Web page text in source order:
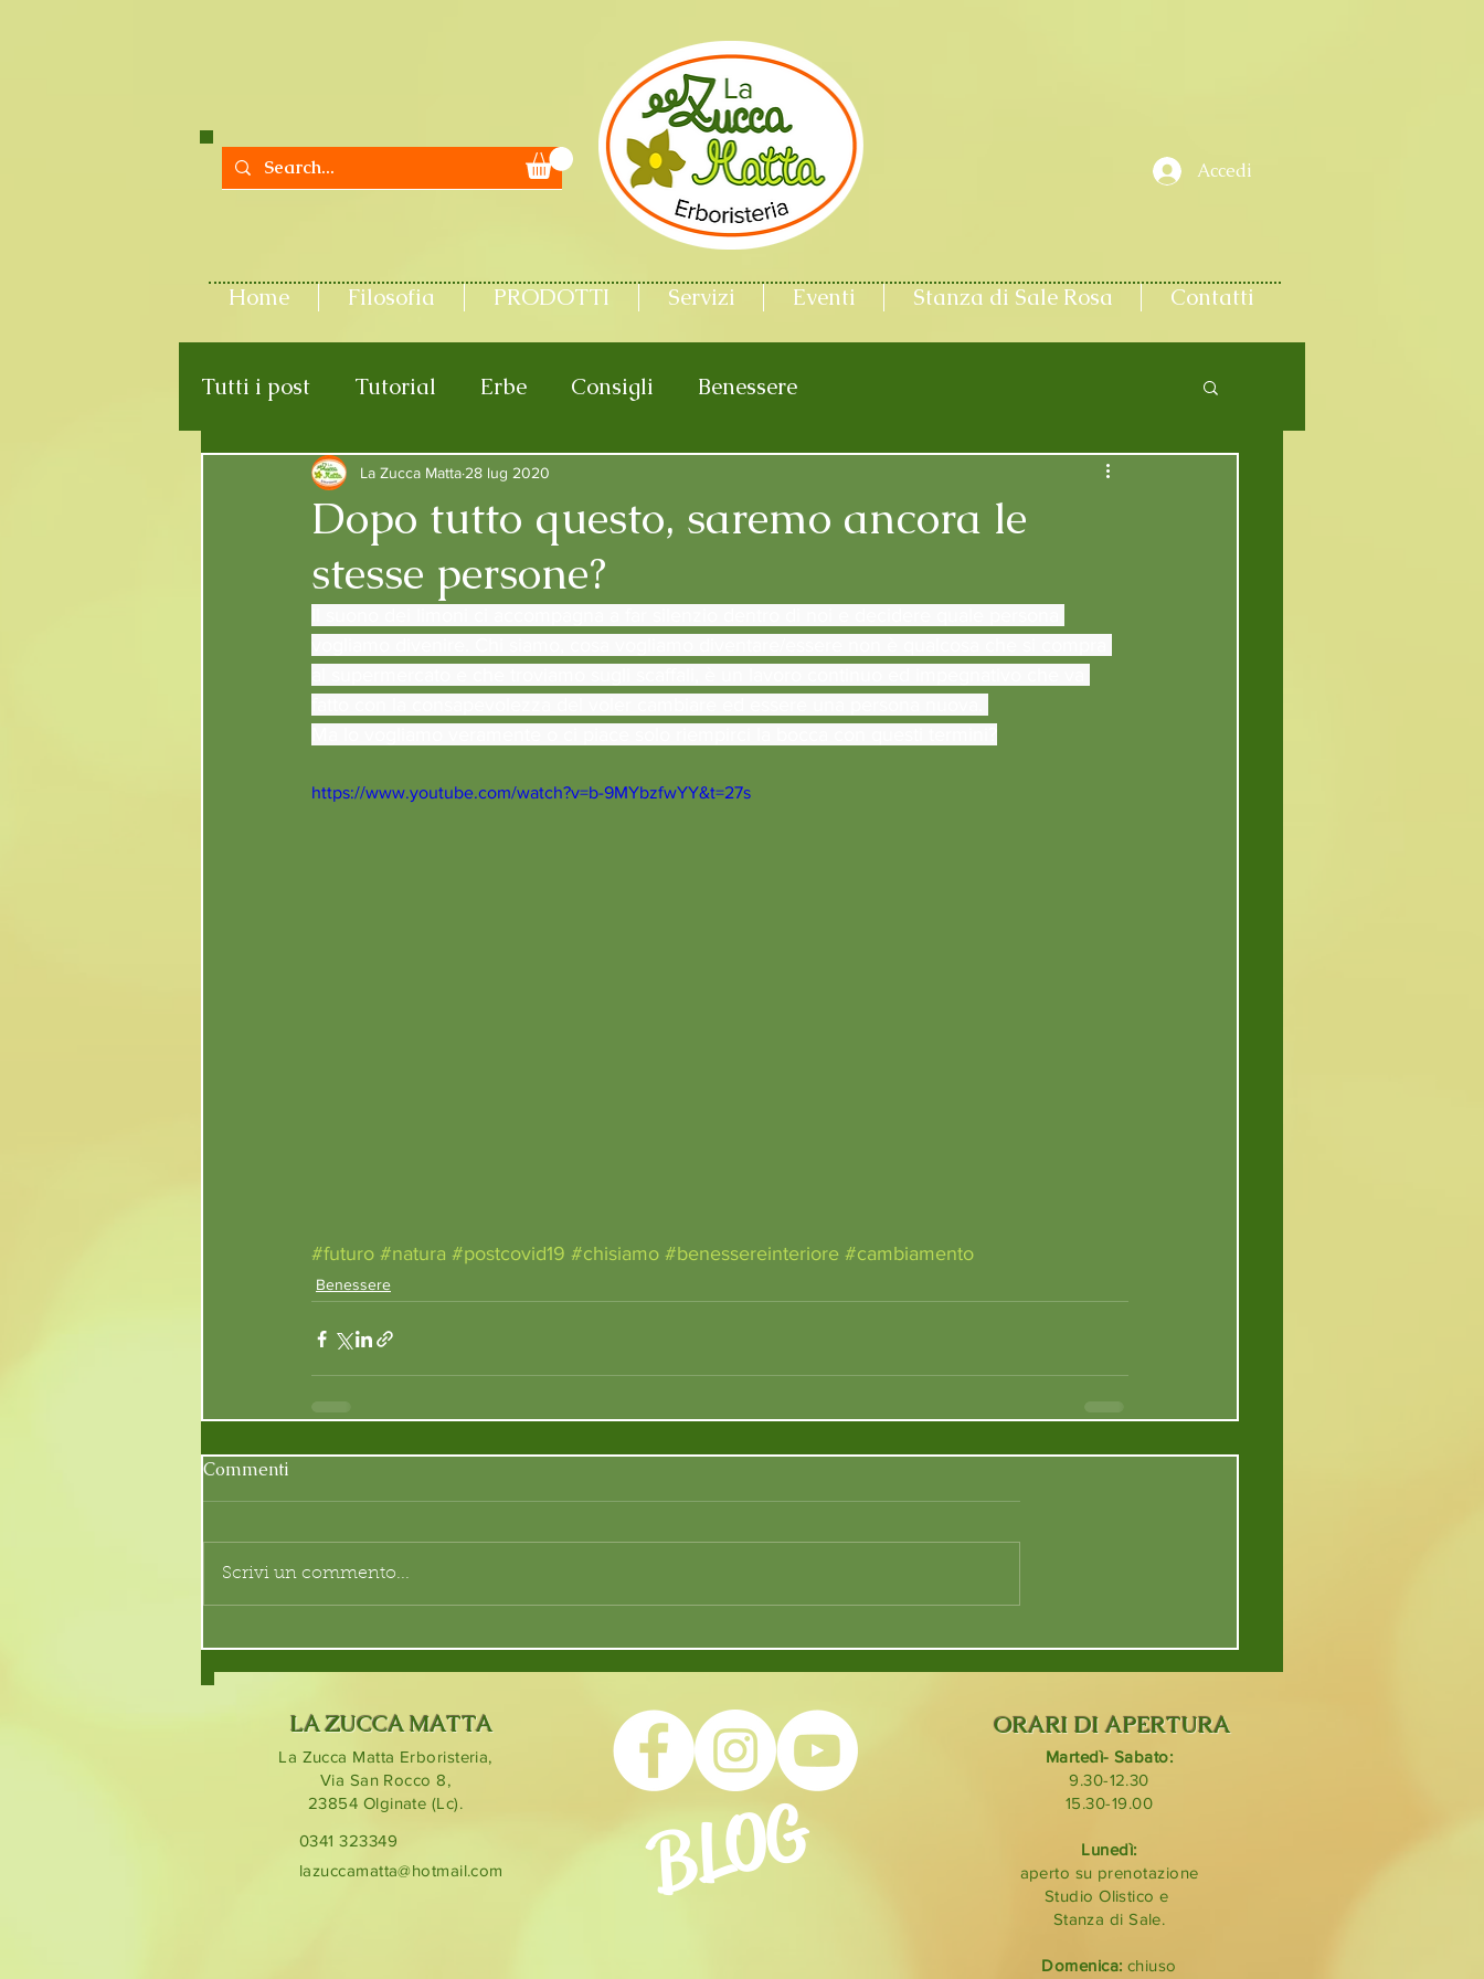
Accedi
Home Filosofia PRODOTTI Servizi Eventi Stanza di Sale Rosa Contatti
Tutti i post Tutorial Erbe Consigli Benessere
Dopo tutto questo, saremo ancora le
stesse persone?
La Zucca Matta 28 lug 2020
https://www.youtube.com/watch?v=b-9MYbzfwYY&t=27s
#futuro #natura #postcovid19 #chisiamo #benessereinteriore #cambiamento
Benessere
Commenti
Scrivi un commento...
LA ZUCCA MATTA
La Zucca Matta Erboristeria,
Via San Rocco 8,
23854 Olginate (Lc).
0341 323349
lazuccamatta@hotmail.com
BLOG
ORARI DI APERTURA
Martedì- Sabato:
9.30-12.30
15.30-19.00
Lunedì:
aperto su prenotazione
Studio Olistico e
Stanza di Sale.
Domenica: chiuso